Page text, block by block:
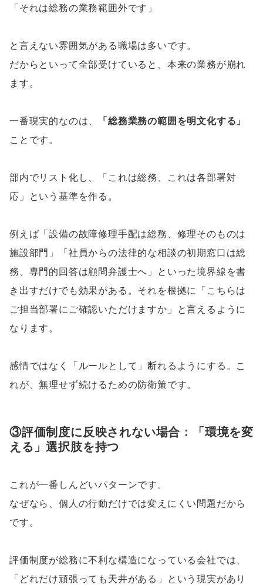
「それは総務の業務範囲外です」
と言えない雰囲気がある職場は多いです。
だからといって全部受けていると、本来の業務が崩れ
ます。
一番現実的なのは、
「総務業務の範囲を明文化する」
ことです。
部内でリスト化し、「これは総務、これは各部署対
応」という基準を作る。
例えば「設備の故障修理手配は総務、修理そのものは
施設部門」「社員からの法律的な相談の初期窓口は総
務、専門的回答は顧問弁護士へ」といった境界線を書
き出すだけでも効果がある。それを根拠に「こちらは
ご担当部署にご確認いただけますか」と言えるように
なります。
感情ではなく「ルールとして」断れるようにする。こ
れが、無理せず続けるための防衛策です。
③評価制度に反映されない場合：「環境を変
える」選択肢を持つ
これが一番しんどいパターンです。
なぜなら、個人の行動だけでは変えにくい問題だから
です。
評価制度が総務に不利な構造になっている会社では、
「どれだけ頑張っても天井がある」という現実があり